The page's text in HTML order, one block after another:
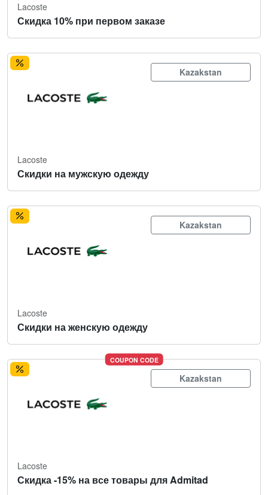
Lacoste
Скидка 10% при первом заказе
Kazakstan
Lacoste
Скидки на мужскую одежду
Kazakstan
Lacoste
Скидки на женскую одежду
COUPON CODE
Kazakstan
Lacoste
Скидка -15% на все товары для Admitad